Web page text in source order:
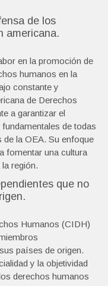
de los
americana.
en la promoción de
humanos en la
constante y
de Derechos
a garantizar el
de todas
la OEA. Su enfoque
fomentar una cultura
región.
que no
Humanos (CIDH)
países de origen.
y la objetividad
derechos humanos